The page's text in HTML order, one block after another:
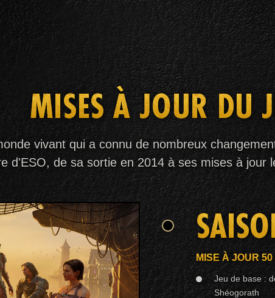
MISES À JOUR DU
vivant qui a connu de nombreux
d'ESO, de sa sortie en 2014 à ses mises à jour
MISE À JOUR 50
Jeu de base :
Shéogorath